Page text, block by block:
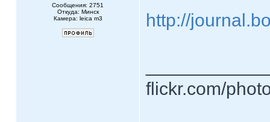
Сообщения: 2751
Откуда: Минск
Камера: leica m3
http://
flickr.com/